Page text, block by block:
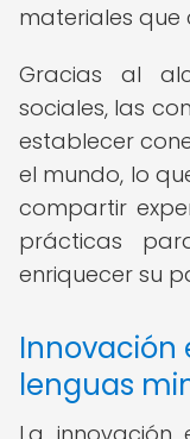
materiales que
Gracias al
sociales, las
establecer
el mundo, lo
compartir
prácticas
enriquecer su
Innovación
lenguas